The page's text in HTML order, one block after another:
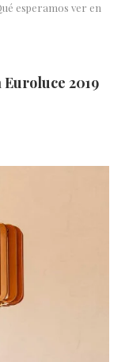
esperamos ver en
2019